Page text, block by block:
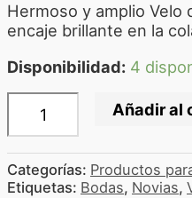
Hermoso y amplio Velo
encaje brillante en la
Disponibilidad: 4
Añadir al
Categorías: Productos
Etiquetas: Bodas, Novias,